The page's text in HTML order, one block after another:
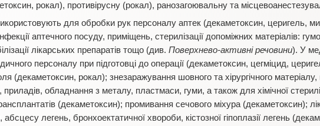
рокал), противірусну (рокал), ранозагоювальну та
для обробки рук персоналу аптек (декаметоксин, церигель,
аптечного посуду, приміщень, стерилізації допоміжних матеріалів:
лікарських препаратів тощо (див. Поверхнево-активні речовини). У
персоналу при підготовці до операції (декаметоксин, цегміцид,
(декаметоксин, рокал); знезаражування шовного та хірургічного
приладів, обладнання з металу, пластмаси, гуми, а також для хімічної
(декаметоксин); промивання сечового міхура (декаметоксин);
легень, бронхоектатичної хвороби, кістозної гіпоплазії легень